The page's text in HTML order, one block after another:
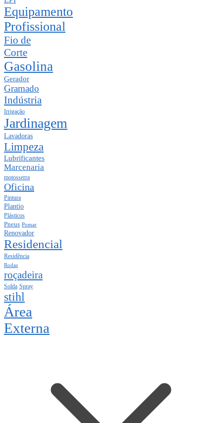
Equipamento
Profissional
Fio de
Corte
Gasolina
Gerador
Gramado
Indústria
Irrigação
Jardinagem
Lavadoras
Limpeza
Lubrificantes
Marcenaria
motosserra
Oficina
Pintura
Plantio
Plásticos
Pneus Pomar
Renovador
Residencial
Residência
Rodas
roçadeira
Solda Spray
stihl
Área
Externa